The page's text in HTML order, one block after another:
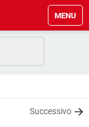
MENU
Successivo